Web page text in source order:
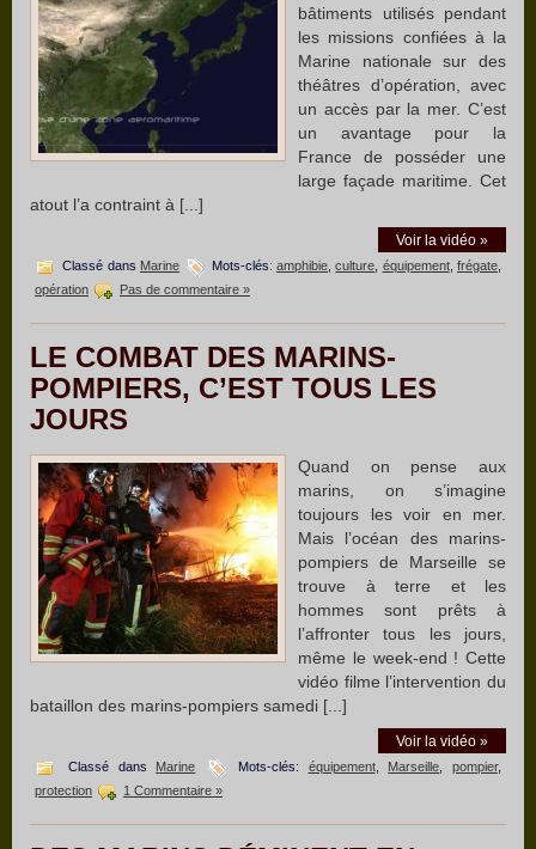
bâtiments utilisés pendant
les missions confiées à la
Marine nationale sur des
théâtres d’opération, avec
un accès par la mer. C’est
un avantage pour la
France de posséder une
large façade maritime. Cet
atout l’a contraint à [...]
Voir la vidéo »
Classé dans Marine Mots-clés:amphibie ,culture équipement,frégate
opération
Pas de commentaire »
LE COMBAT DES MARINS-
POMPIERS, C’EST TOUS LES
JOURS
Quand on pense aux
marins, on s’imagine
toujours les voir en mer.
Mais l’océan des marins-
pompiers de Marseille se
trouve à terre et les
hommes sont prêts à
l’affronter tous les jours,
même le week-end ! Cette
vidéo filme l’intervention du
bataillon des marins-pompiers samedi [...]
Voir la vidéo »
Classé dans Marine Mots-clés: équipement, Marseille pompier,
protection
1 Commentaire »